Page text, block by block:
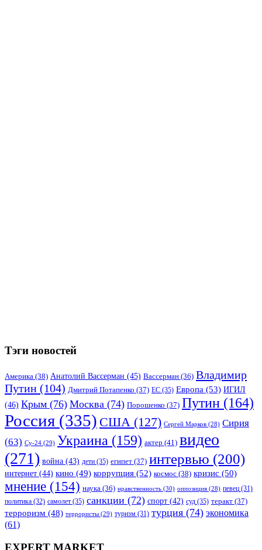
Тэги новостей
Америка (38) Анатолий Вассерман (45) Вассерман (36) Владимир
Путин (104) Дмитрий Потапенко (37) ЕС (35) Европа (53) ИГИЛ
(46) Крым (76) Москва (74) Порошенко (37) Путин (164)
Россия (335) США (127) Сергей Марков (28) Сирия
(63) Су-24 (29) Украина (159) актер (41) видео
(271) война (43) дети (35) египет (37) интервью (200)
интернет (44) кино (49) коррупция (52) космос (38) кризис (50)
мнение (154) наука (36) нравственность (30) оппозиция (28) певец (31)
политика (32) самолет (35) санкции (72) спорт (42) суд (35) теракт (37)
терроризм (48) террористы (29) туризм (31) турция (74) экономика
(61)
EXPERT MARKET